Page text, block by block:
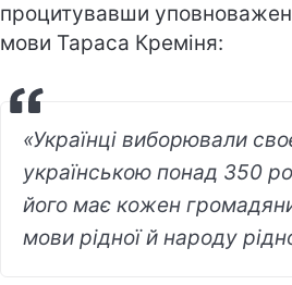
процитувавши
мови Тараса Креміня:
«Українці виборювали
українською понад 350
його має кожен
мови рідної й народу